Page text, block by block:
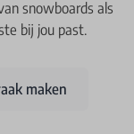
snowboards als
bij jou past.
maken